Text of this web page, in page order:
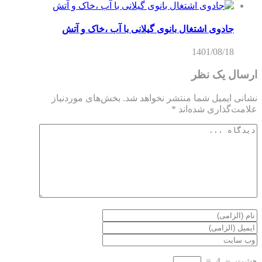
جادوی اشتغال بانوی گیلانی با آب ،خاک و آتش
1401/08/18
ارسال یک نظر
نشانی ایمیل شما منتشر نخواهد شد. بخش‌های موردنیاز
علامت‌گذاری شده‌اند *